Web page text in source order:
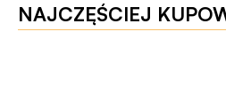
NAJCZĘŚCIEJ